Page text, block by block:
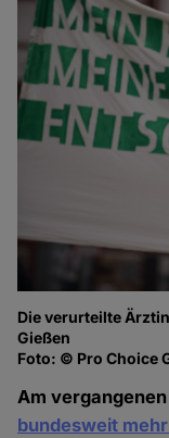
Die verurteilte
Gießen
Foto: © Pro Choice
Am
bundesweit